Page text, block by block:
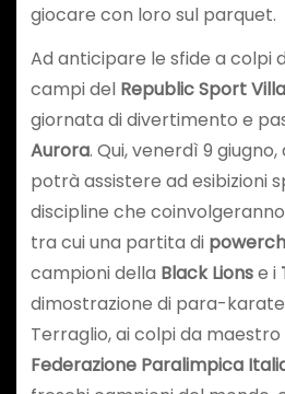
giocare con loro sul parquet.
Ad anticipare le sfide a colpi
campi del Republic Sport
giornata di divertimento e
Aurora. Qui, venerdì 9 giugno,
potrà assistere ad esibizioni
discipline che
tra cui una partita di
campioni della Black Lionse i
dimostrazione di para-
Terraglio, ai colpi da
Federazione Paralimpica